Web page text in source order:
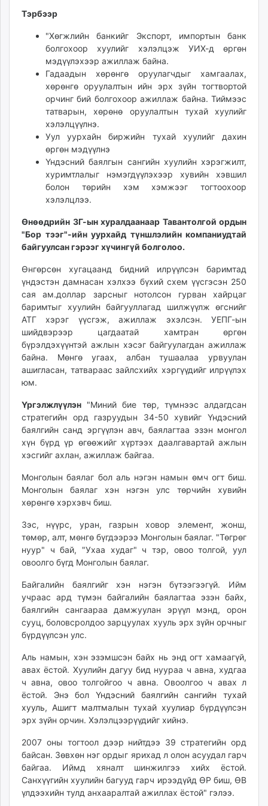
unuudur.mn
mglradio.com
itoim.mn
tumen.mn
shuum.mn
times.mn
tvmongolia.mn
mass.mn
unegui.mn
assa.mn
paparazzi.mn
unread.today
Тэрбээр
"Хөгжлийн банкийг Экспорт, импортын банк
болгохоор хуулийг хэлэлцэж УИХ-д өргөн
мэдүүлэхээр ажиллаж байна.
Гадаадын хөрөнгө оруулагчдыг хамгаалах,
хөрөнгө оруулалтын ийн эрх зүйн тогтвортой
орчинг бий болгохоор ажиллаж байна. Тиймээс
татварын, хөрөнө оруулалтын тухай хуулийг
хэлэлцүүлнэ.
Уул уурхайн биржийн тухай хуулийг дахин
өргөн мэдүүлнэ
Үндэсний баялгын сангийн хуулийн хэрэгжилт,
хуримтлалыг нэмэгдүүлэхээр хувийн хэвшил
болон төрийн хэм хэмжээг тогтоохоор
хэлэлцлээ.
Өнөөдрийн ЗГ-ын хуралдаанаар Тавантолгой ордын
"Бор тээг"-ийн уурхайд түншлэлийн компаниудтай
байгуулсан гэрээг хүчингүй болголоо.
Өнгөрсөн хугацаанд бидний илрүүлсэн баримтад
үндэстэн дамнасан хэлхээ бүхий схем үүсгэсэн 250
сая ам.доллар зарсныг нотолсон гурван хайрцаг
баримтыг хуулийн байгууллагад шилжүүлж өгснийг
АТГ хэрэг үүсгэж, ажиллаж эхэлсэн. УЕПГ-ын
шийдвэрээр цагдаатай хамтран өргөн
бүрэлдэхүүнтэй ажлын хэсэг байгуулагдан ажиллаж
байна. Мөнгө угаах, албан тушаалаа урвуулан
ашигласан, татвараас зайлсхийх хэргүүдийг илрүүлэх
юм.
Үргэлжлүүлэн "Миний бие төр, түмнээс алдагдсан
стратегийн орд газруудын 34-50 хувийг Үндэсний
баялгийн санд эргүүлэн авч, баялагтаа эзэн монгол
хүн бүрд үр өгөөжийг хүртээх даалгавартай ажлын
хэсгийг ахлан, ажиллаж байгаа.
Монголын баялаг бол аль нэгэн намын өмч огт биш.
Монголын баялаг хэн нэгэн улс төрчийн хувийн
хөрөнгө хэрхэвч биш.
Зэс, нүүрс, уран, газрын ховор элемент, жонш,
төмөр, алт, мөнгө бүгдээрээ Монголын баялаг. "Төгрөг
нуур" ч бай, "Ухаа худаг" ч тэр, овоо толгой, уул
овоолго бүгд Монголын баялаг.
Байгалийн баялгийг хэн нэгэн бүтээгээгүй. Ийм
учраас ард түмэн байгалийн баялагтаа эзэн байх,
баялгийн сангаараа дамжуулан эрүүл мэнд, орон
сууц, боловсролдоо зарцуулах хууль эрх зүйн орчныг
бүрдүүлсэн улс.
Аль намын, хэн эзэмшсэн байх нь энд огт хамаагүй,
авах ёстой. Хуулийн дагуу бид нуураа ч авна, худгаа
ч авна, овоо толгойгоо ч авна. Овоолгоо ч авах л
ёстой. Энэ бол Үндэсний баялгийн сангийн тухай
хууль, Ашигт малтмалын тухай хуулиар бүрдүүлсэн
эрх зүйн орчин. Хэлэлцээрүүдийг хийнэ.
2007 оны тогтоол дээр нийтдээ 39 стратегийн орд
байсан. Зөвхөн нэг ордыг ярихад л олон асуудал гарч
байгаа. Иймд хяналт шинжилгээ хийх ёстой.
Санхүүгийн хуулийн багууд гарч ирээдүйд ӨР биш, ӨВ
үлдээхийн тулд анхааралтай ажиллах ёстой" гэлээ.